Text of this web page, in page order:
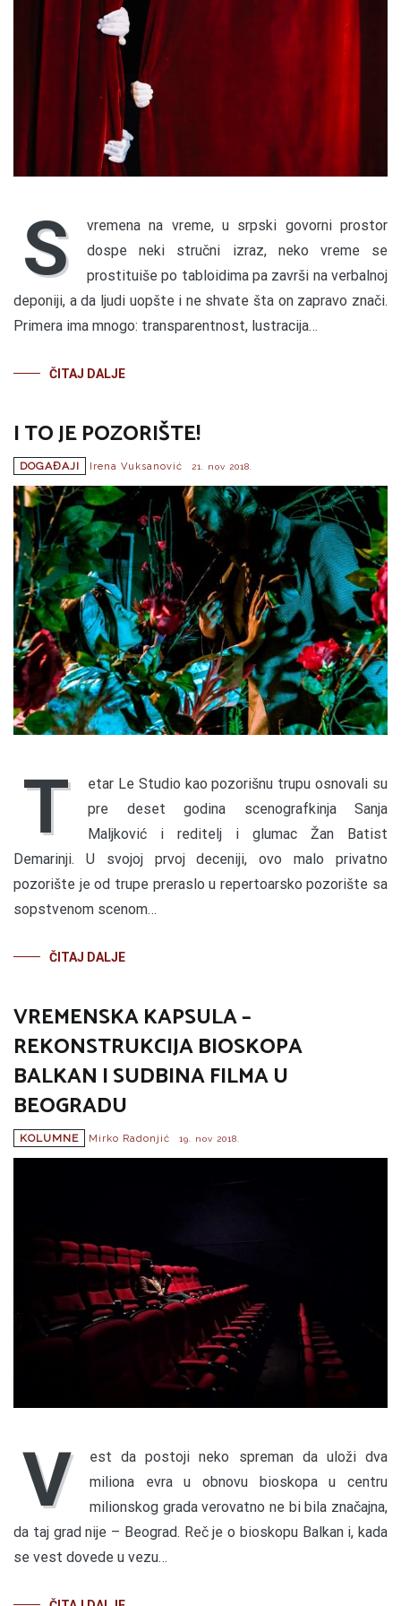
S
vremena na vreme, u srpski govorni prostor
dospe neki stručni izraz, neko vreme se
prostituiše po tabloidima pa završi na verbalnoj
deponiji, a da ljudi uopšte i ne shvate šta on zapravo znači.
Primera ima mnogo: transparentnost, lustracija…
ČITAJ DALJE
I TO JE POZORIŠTE!
DOGAĐAJI Irena Vuksanović 21. nov 2018.
T
etar Le Studio kao pozorišnu trupu osnovali su
pre deset godina scenografkinja Sanja
Maljković i reditelj i glumac Žan Batist
Demarinji. U svojoj prvoj deceniji, ovo malo privatno
pozorište je od trupe preraslo u repertoarsko pozorište sa
sopstvenom scenom…
ČITAJ DALJE
VREMENSKA KAPSULA –
REKONSTRUKCIJA BIOSKOPA
BALKAN I SUDBINA FILMA U
BEOGRADU
KOLUMNE Mirko Radonjić 19. nov 2018.
V
est da postoji neko spreman da uloži dva
miliona evra u obnovu bioskopa u centru
milionskog grada verovatno ne bi bila značajna,
da taj grad nije – Beograd. Reč je o bioskopu Balkan i, kada
se vest dovede u vezu…